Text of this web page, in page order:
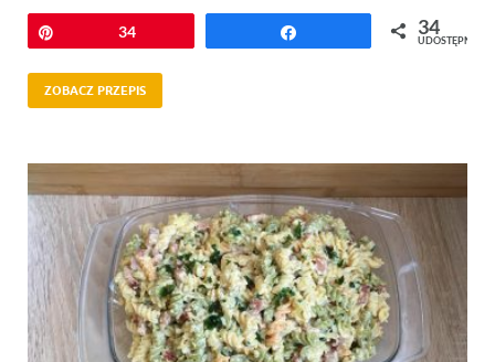
Przypnij34 34
UDOSTĘPNIEŃ
ZOBACZ PRZEPIS